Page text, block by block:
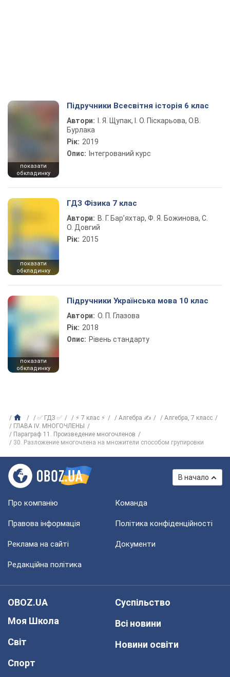
показати
обкладинку
Підручники Всесвітня історія 6 клас
Автори:
І. Я. Щупак, І. О. Піскарьова, О.В.
Бурлака
Рік: 2019
Опис: Інтегрований курс
показати
обкладинку
ГДЗ Фізика 7 клас
Автори: В. Г. Бар’яхтар, Ф. Я. Божинова, С.
О. Довгий
Рік: 2015
показати
обкладинку
Підручники Українська мова 10 клас
Автори: О. П. Глазова
Рік: 2018
Опис: Рівень стандарту
✅ ГДЗ ✅ ⚡ 7 клас ⚡ Алгебра ✍
Алгебра, 7 класс
ГЛАВА IV. МНОГОЧЛЕНЫ
Параграф 11. Произведение многочленов
30. Разложение многочлена на множители способом групировки
В начало
Про компанію Команда
Правова інформація Політика конфіденційності
Реклама на сайті Документи
Редакційна політика
OBOZ.UA
Моя Школа
Світ
Спорт
Суспільство
Всі новини
Новини освіти